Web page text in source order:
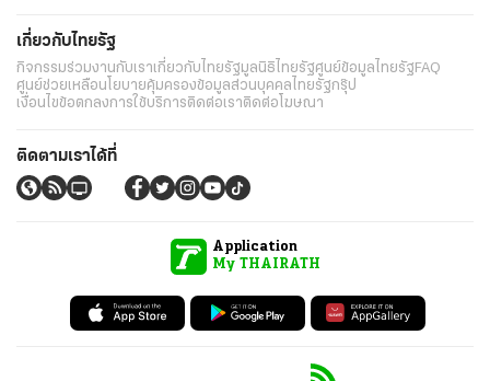
เกี่ยวกับไทยรัฐ
กิจกรรมร่วมงานกับเราเกี่ยวกับไทยรัฐมูลนิธิไทยรัฐศูนย์ข้อมูลไทยรัฐFAQ
ศูนย์ช่วยเหลือนโยบายคุ้มครองข้อมูลส่วนบุคคลไทยรัฐกรุ๊ป
เงื่อนไขข้อตกลงการใช้บริการติดต่อเราติดต่อโฆษณา
ติดตามเราได้ที่
Application
My THAIRATH